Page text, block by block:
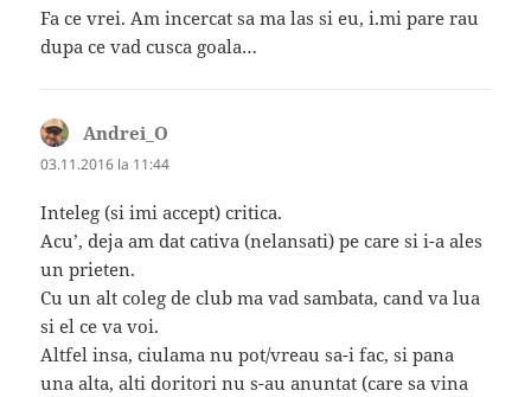
Fa ce vrei. Am incercat sa ma las si eu, i.mi pare rau
dupa ce vad cusca goala…
Andrei_O
03.11.2016 la 11:44
Inteleg (si imi accept) critica.
Acu’, deja am dat cativa (nelansati) pe care si i-a ales
un prieten.
Cu un alt coleg de club ma vad sambata, cand va lua
si el ce va voi.
Altfel insa, ciulama nu pot/vreau sa-i fac, si pana
una alta, alti doritori nu s-au anuntat (care sa vina